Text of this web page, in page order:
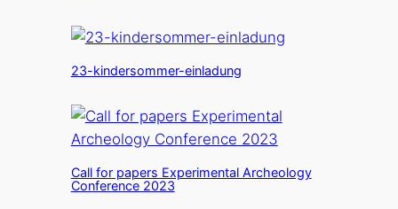
23-kindersommer-einladung
Call for papers Experimental Archeology
Conference 2023